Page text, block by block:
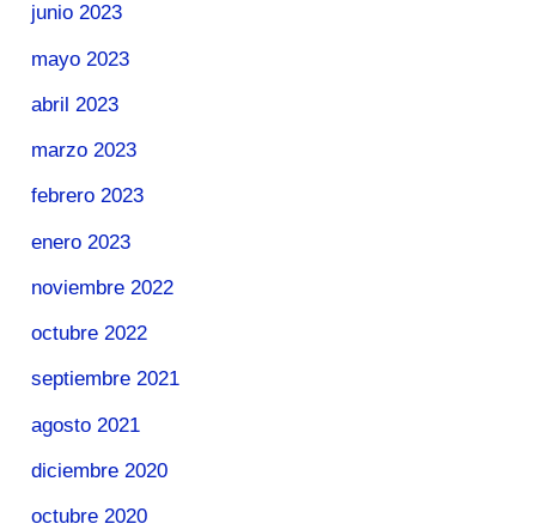
junio 2023
mayo 2023
abril 2023
marzo 2023
febrero 2023
enero 2023
noviembre 2022
octubre 2022
septiembre 2021
agosto 2021
diciembre 2020
octubre 2020